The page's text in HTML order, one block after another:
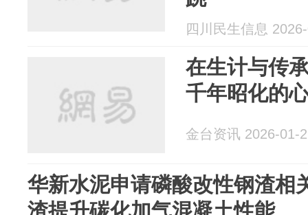
四川民生信息
在生计与传
千年昭化的
金台资讯 2026-01-
华新水泥申请磷酸改性钢渣相